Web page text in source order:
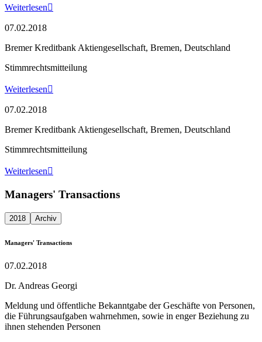
Weiterlesen
07.02.2018
Bremer Kreditbank Aktiengesellschaft, Bremen, Deutschland
Stimmrechtsmitteilung
Weiterlesen
07.02.2018
Bremer Kreditbank Aktiengesellschaft, Bremen, Deutschland
Stimmrechtsmitteilung
Weiterlesen
Managers' Transactions
2018 Archiv
Managers' Transactions
07.02.2018
Dr. Andreas Georgi
Meldung und öffentliche Bekanntgabe der Geschäfte von Personen,
die Führungsaufgaben wahrnehmen, sowie in enger Beziehung zu
ihnen stehenden Personen